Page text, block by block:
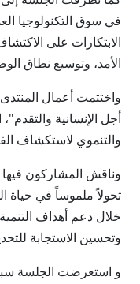
في سوق التكنولوجيا
الابتكارات على
الأمد، وتوسيع نطاق
واختتمت أعمال
أجل الإنسانية
والتنموي لاستكشاف
وناقش المشاركون
تحولاً ملموساً في
خلال دعم أهداف التنمية
وتحسين الاستجابة
و استعرضت الجلسة